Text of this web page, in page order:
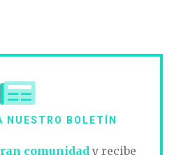
NUESTRO BOLETÍN
comunidady recibe